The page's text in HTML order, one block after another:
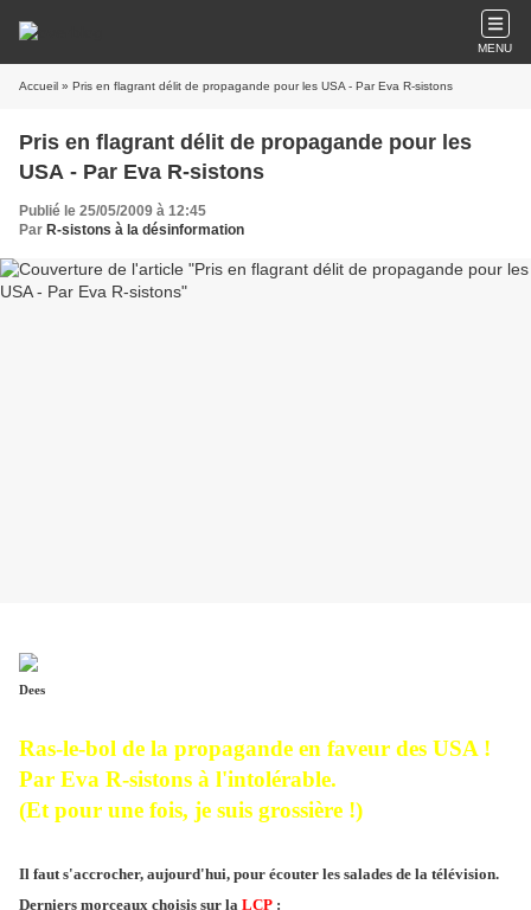
MENU
Accueil » Pris en flagrant délit de propagande pour les USA - Par Eva R-sistons
Pris en flagrant délit de propagande pour les
USA - Par Eva R-sistons
Publié le 25/05/2009 à 12:45
Par R-sistons à la désinformation
Dees
Ras-le-bol de la propagande en faveur des USA !
Par Eva R-sistons à l'intolérable.
(Et pour une fois, je suis grossière !)
Il faut s'accrocher, aujourd'hui, pour écouter les salades de la télévision.
Derniers morceaux choisis sur la LCP :